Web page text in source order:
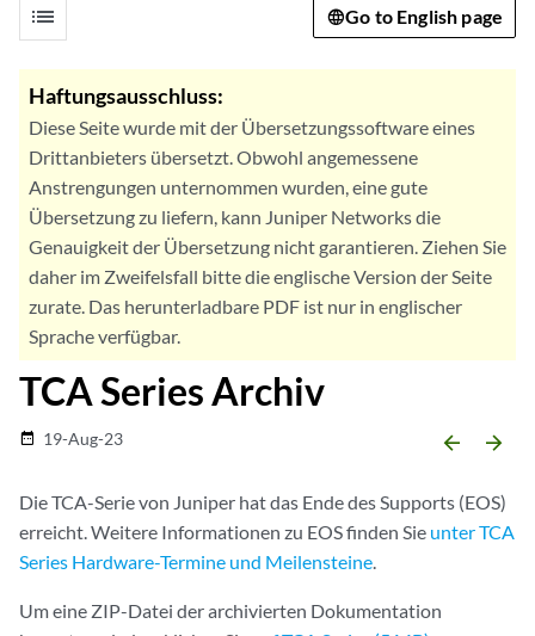
list Go to English page
Haftungsausschluss:
Diese Seite wurde mit der Übersetzungssoftware eines
Drittanbieters übersetzt. Obwohl angemessene
Anstrengungen unternommen wurden, eine gute
Übersetzung zu liefern, kann Juniper Networks die
Genauigkeit der Übersetzung nicht garantieren. Ziehen Sie
daher im Zweifelsfall bitte die englische Version der Seite
zurate. Das herunterladbare PDF ist nur in englischer
Sprache verfügbar.
TCA Series Archiv
date_range 19-Aug-23 arrow_backward arrow_forward
Die TCA-Serie von Juniper hat das Ende des Supports (EOS)
erreicht. Weitere Informationen zu EOS finden Sie unter TCA
Series Hardware-Termine und Meilensteine.
Um eine ZIP-Datei der archivierten Dokumentation